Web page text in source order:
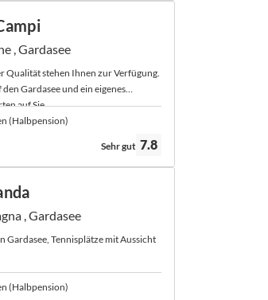
, Gardasee
Qualität stehen Ihnen zur Verfügung.
Gardasee und ein eigenes
auf Sie.
(Halbpension)
Bewertung:
Sehr gut 7.8
, Gardasee
Gardasee, Tennisplätze mit Aussicht
(Halbpension)